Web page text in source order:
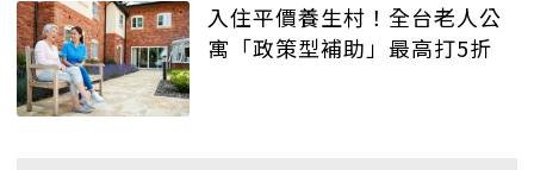
入住平價養生村！全台老人公
寓「政策型補助」最高打5折